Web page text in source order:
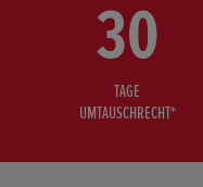
30
TAGE
UMTAUSCHRECHT*